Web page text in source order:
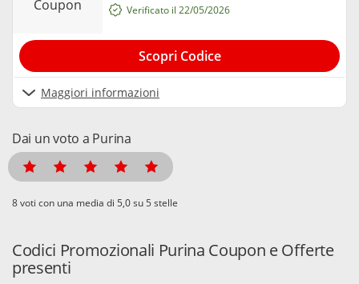
coupon
Maggiori informazioni
Verificato il 22/05/2026
Scopri Codice
Dai un voto a Purina
voti con una media di su 5 stelle
Codici Promozionali Purina Coupon e Offerte
presenti